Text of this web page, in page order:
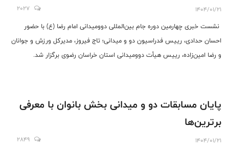
1404/01/21
2027
نشست خبری چهارمین دوره جام بین‌المللی دوومیدانی امام رضا (ع) با حضور
احسان حدادی، رییس فدراسیون دو و میدانی؛ تاج فیروز، مدیرکل ورزش و جوانان
و رضا امین‌زاده، رییس هیأت دوومیدانی استان خراسان رضوی برگزار شد.
پایان مسابقات دو و میدانی بخش بانوان با معرفی
برترین‌ها
1404/01/21
2849